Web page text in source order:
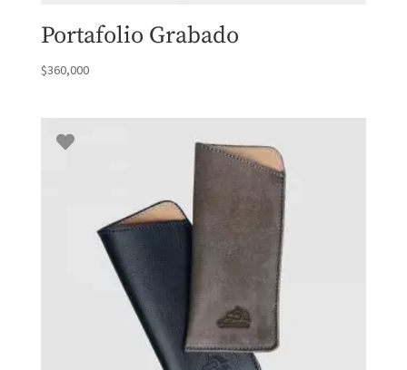
Portafolio Grabado
$360,000